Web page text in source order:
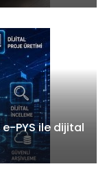
PYS ile dijital